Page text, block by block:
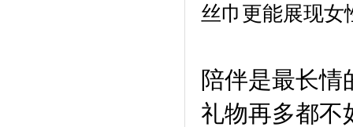
丝巾更能展现女
陪伴是最长
礼物再多都不